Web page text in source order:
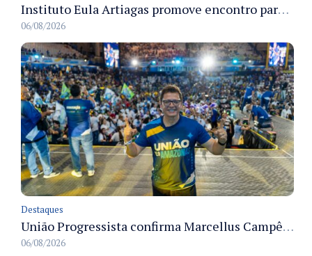
Instituto Eula Artiagas promove encontro para discutir melhorias para o bairro Petrópolis
06/08/2026
Destaques
União Progressista confirma Marcellus Campêlo como candidato a deputado estadual
06/08/2026